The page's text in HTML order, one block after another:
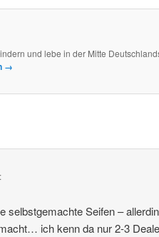
und lebe in der Mitte
→
:
Seifen –
ich kenn da nur 2-3